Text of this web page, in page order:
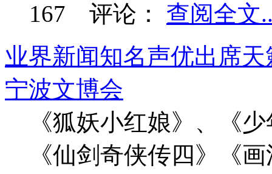
167 评论：
查阅全文
业界新闻知名声优出席
宁波文博会
《狐妖小红娘》、《
《仙剑奇侠传四》《